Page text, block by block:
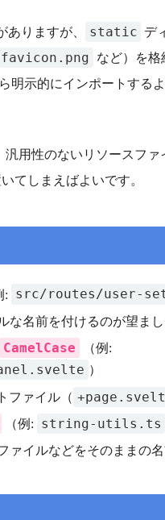
ありますが、 static デ
favicon.png
など）を格
明示的にインポートする
用性のないリソースフ
てしまえばよいです。
: src/routes/user-
な名前を付けるのが望まし
CamelCase （例:
）
ファイル（
（例: string-utils.ts
ァイルなどをそのままの